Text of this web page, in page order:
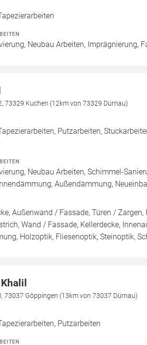
Neubau Arbeiten, Imprägnierung,
73329 Kuchen (12km von 73329 Dürnau)
Putzarbeiten,
Neubau Arbeiten, Schimmel-
Außendämmung,
Außenwand / Fassade, Türen /
Wand / Fassade, Kellerdecke,
Holzoptik, Fliesenoptik, Steinoptik,
73037 Göppingen (13km von 73037 Dürnau)
Putzarbeiten